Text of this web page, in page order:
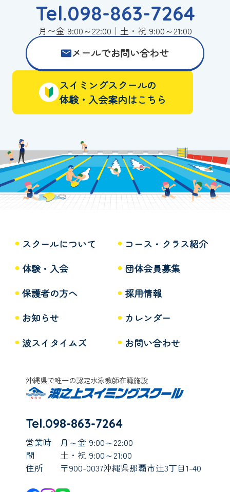
Tel.098-863-7264
月〜金 9:00～22:00｜土・祝 9:00～21:00
メールでお問い合わせ
スイミングスクールの
体験・入会案内はこちら
スクールについて
コース・クラス紹介
体験・入会
団体会員募集
保護者の方へ
採用情報
お知らせ
カレンダー
波スイタイムズ
お問い合わせ
沖縄県で唯一の認定水泳教師在籍施設
Tel.098-863-7264
営業時
間
月～金 9:00～22:00
土・祝 9:00～21:00
住所
〒900-0037沖縄県那覇市辻3丁目1-40